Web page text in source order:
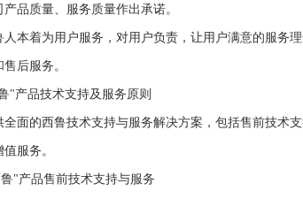
产品质量、服务质量作出承诺。
人本着为用户服务，对用户负责，让用户满意的服务
售后服务。
"产品技术支持及服务原则
全面的西鲁技术支持与服务解决方案，包括售前技术
值服务。
"产品售前技术支持与服务